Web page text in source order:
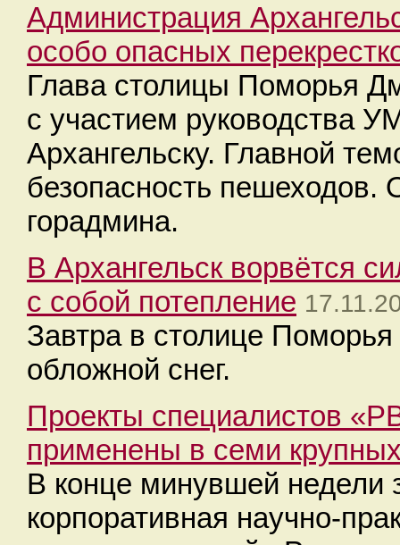
Администрация
особо опасных
Глава столицы Поморья
с участием руководства
Архангельску. Главной
безопасность
горадмина.
В Архангельск ворвётся
с собой потепление
Завтра в столице
обложной снег.
Проекты специалистов
применены в семи
В конце минувшей
корпоративная научно-